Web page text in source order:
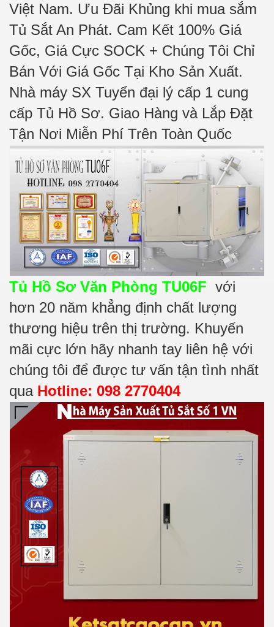
Việt Nam. Ưu Đãi Khủng khi mua sắm
Tủ Sắt An Phát. Cam Kết 100% Giá
Gốc, Giá Cực SOCK + Chúng Tôi Chỉ
Bán Với Giá Gốc Tại Kho Sản Xuất.
Nhà máy SX Tuyển đại lý cấp 1 cung
cấp Tủ Hồ Sơ. Giao Hàng và Lắp Đặt
Tận Nơi Miễn Phí Trên Toàn Quốc
Tủ Hồ Sơ Văn Phòng TU06F với
hơn 20 năm khẳng định chất lượng
thương hiệu trên thị trường. Khuyến
mãi cực lớn hãy nhanh tay liên hệ với
chúng tôi để được tư vấn tận tình nhất
qua Hotline: 098 2770404